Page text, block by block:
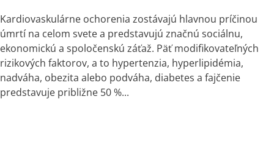
Kardiovaskulárne ochorenia zostávajú hlavnou príčinou
úmrtí na celom svete a predstavujú značnú sociálnu,
ekonomickú a spoločenskú záťaž. Päť modifikovateľných
rizikových faktorov, a to hypertenzia, hyperlipidémia,
nadváha, obezita alebo podváha, diabetes a fajčenie
predstavuje približne 50 %...